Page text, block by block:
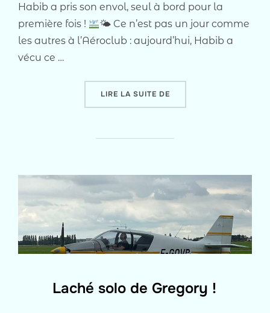
Habib a pris son envol, seul à bord pour la
première fois !
🌤 Ce n’est pas un jour comme
les autres à l’Aéroclub : aujourd’hui, Habib a
vécu ce …
LIRE LA SUITE DE« LACHÉ SOLO DE HABIB
Laché solo de Gregory !